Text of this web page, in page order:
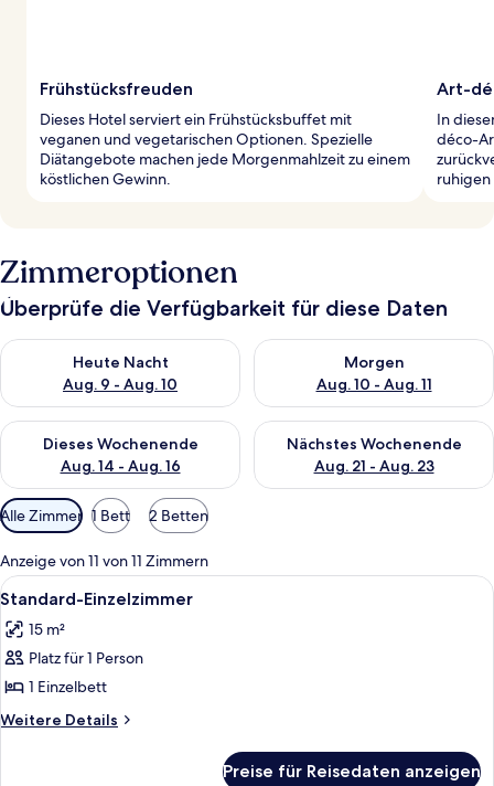
Frühstücksfreuden
Dieses Hotel serviert ein Frühstücksbuffet mit
veganen und vegetarischen Optionen. Spezielle
Diätangebote machen jede Morgenmahlzeit zu einem
köstlichen Gewinn.
Art-
In
déco-
Zimmeroptionen
Überprüfe die Verfügbarkeit für diese Daten
Heute Nacht
Aug. 9 - Aug. 10
Überprüfe die Verfügbarkeit für heute Nacht, Aug. 9 - Aug.
Morgen
Aug. 10 - Aug. 11
Überprüfe die Verfügbarkeit
Dieses Wochenende
Aug. 14 - Aug. 16
Überprüfe die Verfügbarkeit für dieses Wochenende, Aug. 14
Nächstes Wochenende
Aug. 21 - Aug. 23
Überprüfe die Verfügbarkeit
Verfügbare
Filter
für
Zimmer
Alle Zimmer 1 Bett 2 Betten
Anzeige von 11 von 11 Zimmern
Alle
Fotos
für
Standard-
Einzelzimmer
anzeigen
Ein Hotelzimmer mit Bett,
9
Standard-Einzelzimmer
15 m²
Platz für 1 Person
1 Einzelbett
Weitere Details
Weitere
Preise für Reisedaten anzeigen